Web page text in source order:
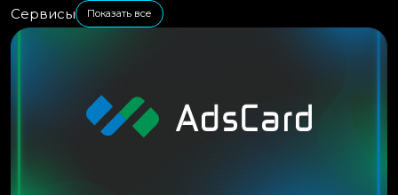
Сервисы Показать все